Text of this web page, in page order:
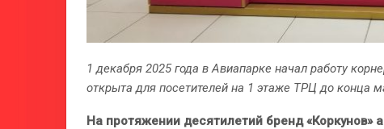
1 декабря 2025 года в Авиапарке начал работу
открыта для посетителей на 1 этаже ТРЦ до конца
На протяжении десятилетий бренд «Коркунов»